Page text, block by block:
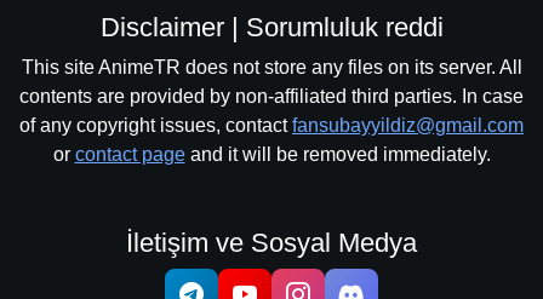
Disclaimer | Sorumluluk reddi
This site AnimeTR does not store any files on its server. All
contents are provided by non-affiliated third parties. In case
of any copyright issues, contactfansubayyildiz@gmail.com
or contact pageand it will be removed immediately.
İletişim ve Sosyal Medya